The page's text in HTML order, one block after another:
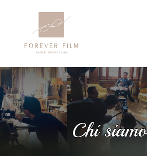
Chi siamo